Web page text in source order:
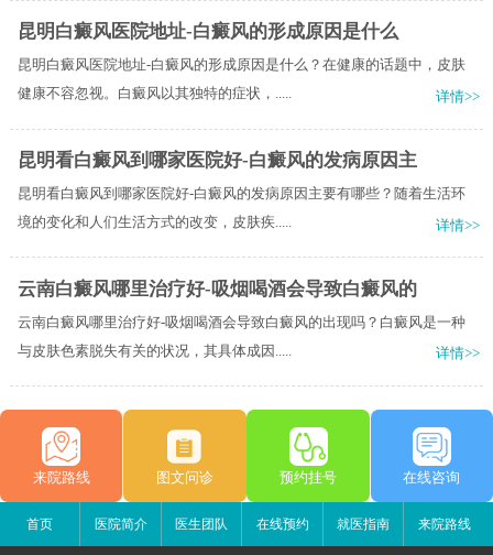
昆明白癜风医院地址-白癜风的形成原因是什么
昆明白癜风医院地址-白癜风的形成原因是什么？在健康的话题中，皮肤
健康不容忽视。白癜风以其独特的症状，.....
详情>>
昆明看白癜风到哪家医院好-白癜风的发病原因主
昆明看白癜风到哪家医院好-白癜风的发病原因主要有哪些？随着生活环
境的变化和人们生活方式的改变，皮肤疾.....
详情>>
云南白癜风哪里治疗好-吸烟喝酒会导致白癜风的
云南白癜风哪里治疗好-吸烟喝酒会导致白癜风的出现吗？白癜风是一种
与皮肤色素脱失有关的状况，其具体成因.....
详情>>
来院路线 图文问诊 预约挂号 在线咨询
首页 医院简介 医生团队 在线预约 就医指南 来院路线